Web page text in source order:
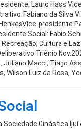
Lauro Hass
Fabiano da Silva
presidente
Social: Fabio
Cultura e
Triênio
Juliano Macci, Tiago
Wilson Luiz da Rosa,
Sociedade Ginástica Ijuí